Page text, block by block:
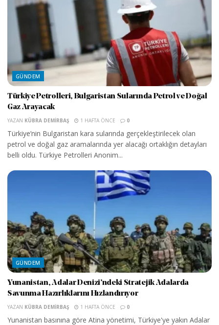
GÜNDEM
Türkiye Petrolleri, Bulgaristan Sularında Petrol ve Doğal
Gaz Arayacak
YAZAN KÜBRA DEMIRBAŞ 1 HAFTA ÖNCE 0
Türkiye’nin Bulgaristan kara sularında gerçekleştirilecek olan
petrol ve doğal gaz aramalarında yer alacağı ortaklığın detayları
belli oldu. Türkiye Petrolleri Anonim...
GÜNDEM
Yunanistan, Adalar Denizi’ndeki Stratejik Adalarda
Savunma Hazırlıklarını Hızlandırıyor
YAZAN KÜBRA DEMIRBAŞ 1 HAFTA ÖNCE 0
Yunanistan basınına göre Atina yönetimi, Türkiye'ye yakın Adalar